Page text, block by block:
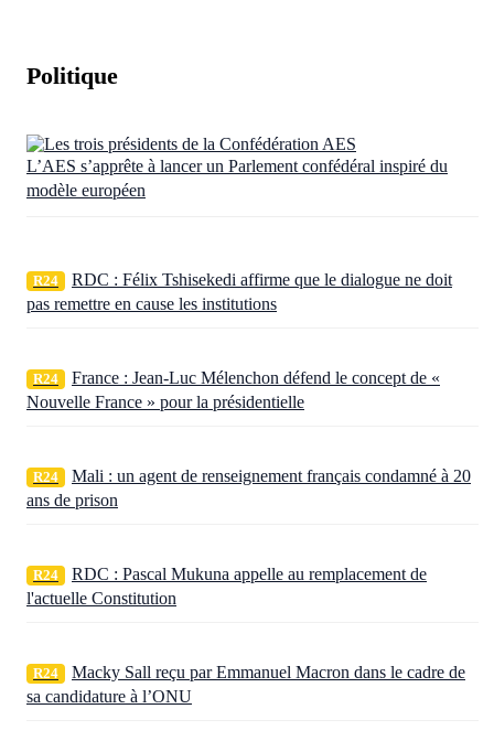
Politique
L’AES s’apprête à lancer un Parlement confédéral inspiré du
modèle européen
R24
RDC : Félix Tshisekedi affirme que le dialogue ne doit
pas remettre en cause les institutions
R24
France : Jean-Luc Mélenchon défend le concept de «
Nouvelle France » pour la présidentielle
R24
Mali : un agent de renseignement français condamné à 20
ans de prison
R24
RDC : Pascal Mukuna appelle au remplacement de
l'actuelle Constitution
R24
Macky Sall reçu par Emmanuel Macron dans le cadre de
sa candidature à l’ONU